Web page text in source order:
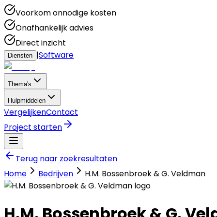
Voorkom onnodige kosten
Onafhankelijk advies
Direct inzicht
Diensten |Software
Thema's
Hulpmiddelen
VergelijkenContact
Project starten
Terug naar zoekresultaten
Home
Bedrijven H.M. Bossenbroek & G. Veldman